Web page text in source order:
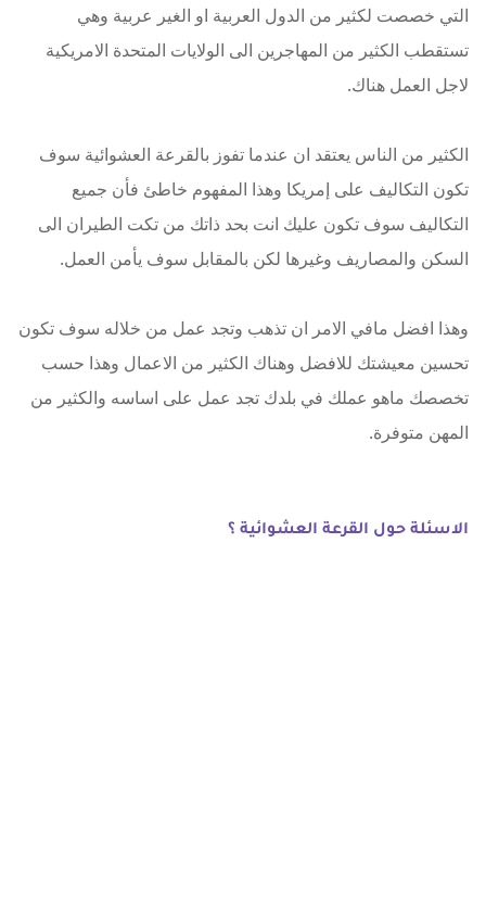
التي خصصت لكثير من الدول العربية او الغير عربية وهي
تستقطب الكثير من المهاجرين الى الولايات المتحدة الامريكية
لاجل العمل هناك.
الكثير من الناس يعتقد ان عندما تفوز بالقرعة العشوائية سوف
تكون التكاليف على إمريكا وهذا المفهوم خاطئ فأن جميع
التكاليف سوف تكون عليك انت بحد ذاتك من تكت الطيران الى
السكن والمصاريف وغيرها لكن بالمقابل سوف يأمن العمل.
وهذا افضل مافي الامر ان تذهب وتجد عمل من خلاله سوف تكون
تحسين معيشتك للافضل وهناك الكثير من الاعمال وهذا حسب
تخصصك ماهو عملك في بلدك تجد عمل على اساسه والكثير من
المهن متوفرة.
الاسئلة حول القرعة العشوائية ؟